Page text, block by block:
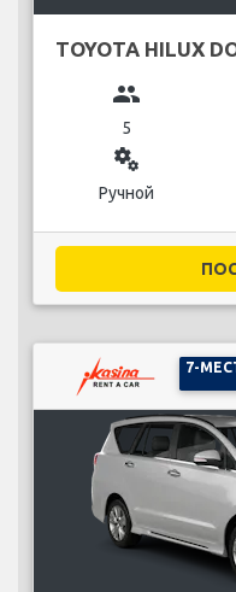
TOYOTA HILUX
group
5
miscellaneous_services
Ручной